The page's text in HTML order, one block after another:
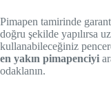
Pimapen tamirinde
doğru şekilde yapılırsa
kullanabileceğiniz
en yakın pimapenciyi
odaklanın.